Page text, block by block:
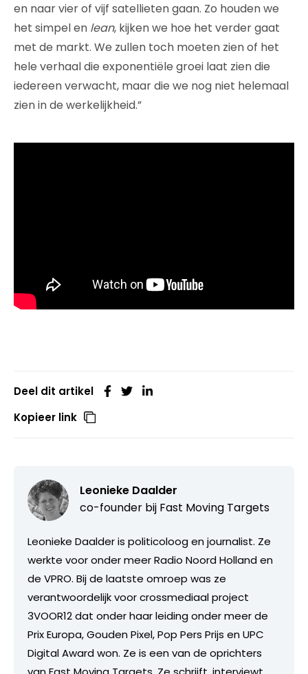
en naar vier of vijf satellieten gaan. Zo houden we
het simpel en lean, kijken we hoe het verder gaat
met de markt. We zullen toch moeten zien of het
hele verhaal die exponentiële groei laat zien die
iedereen verwacht, maar die we nog niet helemaal
zien in de werkelijkheid.”
Deel dit artikel
Kopieer link
Leonieke Daalder
co-founder bij Fast Moving Targets
Leonieke Daalder is politicoloog en journalist. Ze
werkte voor onder meer Radio Noord Holland en
de VPRO. Bij de laatste omroep was ze
verantwoordelijk voor crossmediaal project
3VOOR12 dat onder haar leiding onder meer de
Prix Europa, Gouden Pixel, Pop Pers Prijs en UPC
Digital Award won. Ze is een van de oprichters